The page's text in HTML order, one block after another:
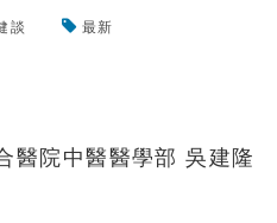
談
最新
醫院中醫醫學部 吳建隆